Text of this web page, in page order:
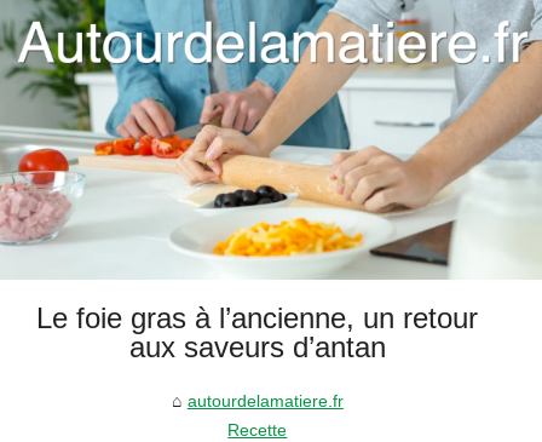
Le foie gras à l’ancienne, un retour
aux saveurs d’antan
autourdelamatiere.fr
Recette